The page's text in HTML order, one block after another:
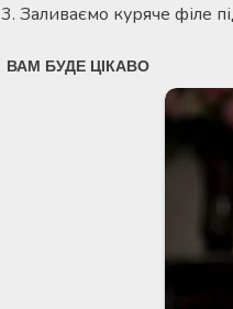
3. Заливаємо куряче філе